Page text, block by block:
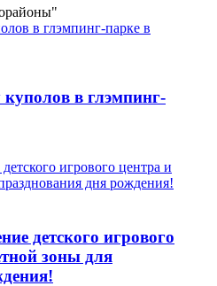
в глэмпинг-
детского игрового
зоны для